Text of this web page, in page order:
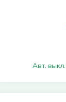
Авт.